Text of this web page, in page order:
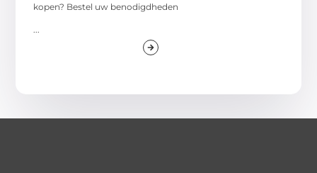
kopen? Bestel uw benodigdheden